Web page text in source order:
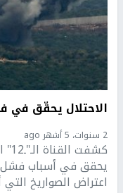
الاحتلال يحقّق في
2 سنوات، 5 أشهر ago
يحقق في أسباب فشل
اعتراض الصواريخ